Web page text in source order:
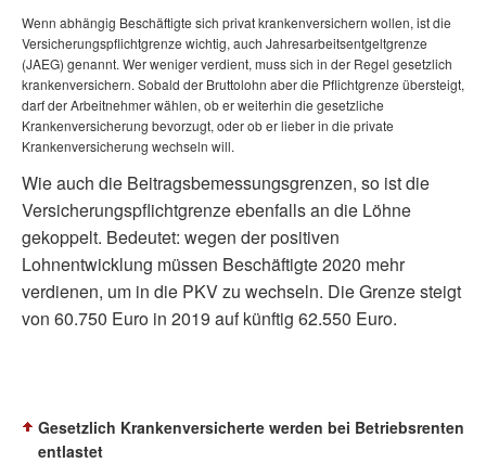
Wenn abhängig Beschäftigte sich privat krankenversichern wollen, ist die
Versicherungspflichtgrenze wichtig, auch Jahresarbeitsentgeltgrenze
(JAEG) genannt. Wer weniger verdient, muss sich in der Regel gesetzlich
krankenversichern. Sobald der Bruttolohn aber die Pflichtgrenze übersteigt,
darf der Arbeitnehmer wählen, ob er weiterhin die gesetzliche
Krankenversicherung bevorzugt, oder ob er lieber in die private
Krankenversicherung wechseln will.
Wie auch die Beitragsbemessungsgrenzen, so ist die
Versicherungspflichtgrenze ebenfalls an die Löhne
gekoppelt. Bedeutet: wegen der positiven
Lohnentwicklung müssen Beschäftigte 2020 mehr
verdienen, um in die PKV zu wechseln. Die Grenze steigt
von 60.750 Euro in 2019 auf künftig 62.550 Euro.
Gesetzlich Krankenversicherte werden bei Betriebsrenten
entlastet